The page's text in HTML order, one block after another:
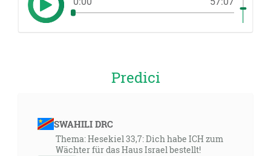
Predici
SWAHILI DRC
Thema: Hesekiel 33,7: Dich habe ICH zum
Wächter für das Haus Israel bestellt!